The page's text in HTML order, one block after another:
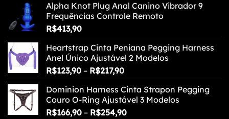
Alpha Knot Plug Anal Canino Vibrador 9
Frequências Controle Remoto
R$413,90
Heartstrap Cinta Peniana Pegging Harness
Anel Único Ajustável 2 Modelos
R$123,90 – R$217,90Faixa
preço:
R$123,90
através
Dominion Harness Cinta Strapon Pegging
Couro O-Ring Ajustável 3 Modelos
R$166,90 – R$254,90Faixa